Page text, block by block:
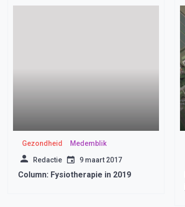
Gezondheid Medemblik
Redactie 9 maart 2017
Column: Fysiotherapie in 2019